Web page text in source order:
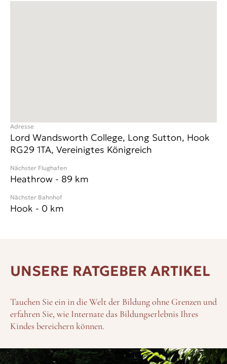
Adresse
Lord Wandsworth College, Long Sutton, Hook
RG29 1TA, Vereinigtes Königreich
Nächster Flughafen
Heathrow - 89 km
Nächster Bahnhof
Hook - 0 km
UNSERE RATGEBER ARTIKEL
Tauchen Sie ein in die Welt der Bildung ohne Grenzen und
erfahren Sie, wie Internate das Bildungserlebnis Ihres
Kindes bereichern können.